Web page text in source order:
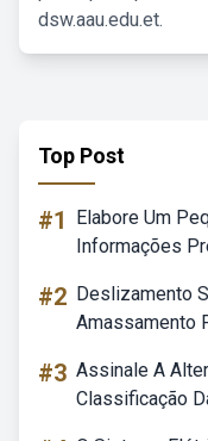
dsw.aau.edu.et.
Top Post
#1
Elabore Um
Informações
#2 Deslizamento
Amassamento
#3 Assinale A
Classificação